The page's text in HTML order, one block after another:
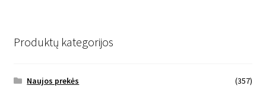
Produktų kategorijos
Naujos prekės
(357)